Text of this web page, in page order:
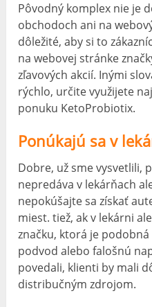
Pôvodný komplex nie je
obchodoch ani na
dôležité, aby si to
na webovej stránke
zľavových akcií. Inými
rýchlo, určite využijete
ponuku KetoProbiotix.
Ponúkajú sa v
Dobre, už sme vysvetlili,
nepredáva v lekárňach
nepokúšajte sa získať
miest. tiež, ak v lekárni
značku, ktorá je
podvod alebo falošnú
povedali, klienti by mali
distribučným zdrojom.